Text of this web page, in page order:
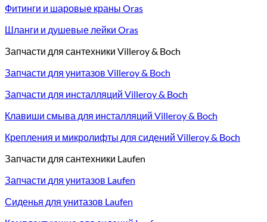
Фитинги и шаровые краны Oras
Шланги и душевые лейки Oras
Запчасти для сантехники Villeroy & Boch
Запчасти для унитазов Villeroy & Boch
Запчасти для инсталляций Villeroy & Boch
Клавиши смыва для инсталляций Villeroy & Boch
Крепления и микролифты для сидений Villeroy & Boch
Запчасти для сантехники Laufen
Запчасти для унитазов Laufen
Сиденья для унитазов Laufen